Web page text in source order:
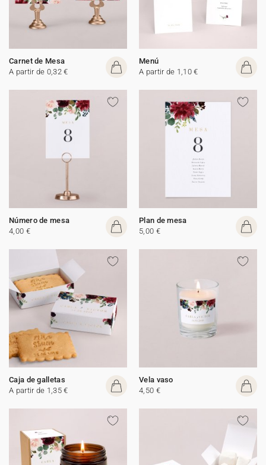
Carnet de Mesa
A partir de 0,32 €
Menú
A partir de 1,10 €
Número de mesa
4,00 €
Plan de mesa
5,00 €
Caja de galletas
A partir de 1,35 €
Vela vaso
4,50 €